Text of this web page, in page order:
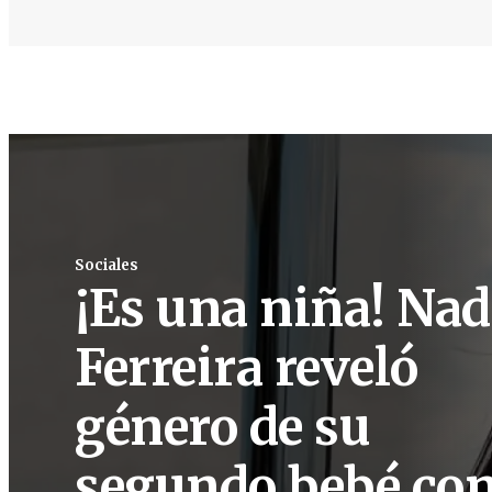
Sociales
¡Es una niña!
Ferreira reveló
género de su